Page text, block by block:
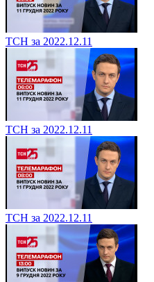
ТСН за 2022.12.11
ТСН за 2022.12.11
ТСН за 2022.12.11